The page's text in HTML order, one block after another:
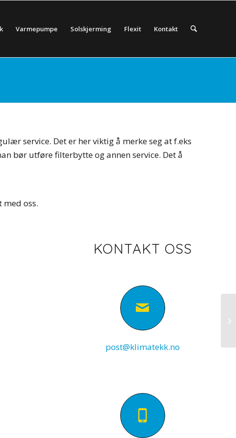
Varmepumpe Solskjerming Flexit Kontakt
service. Det er her viktig å merke seg at f.eks
bør utføre filterbytte og annen service. Det å
oss.
KONTAKT OSS
post@klimatekk.no